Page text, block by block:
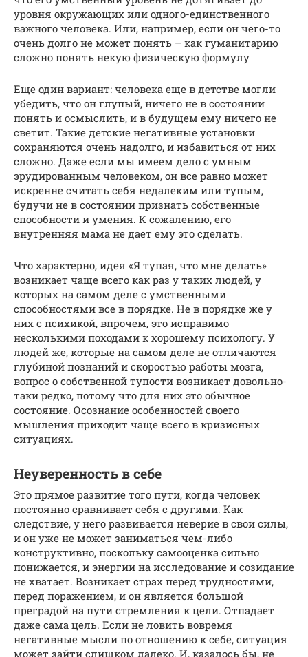
уровня окружающих или одного-единственного
важного человека. Или, например, если он чего-то
очень долго не может понять – как гуманитарию
сложно понять некую физическую формулу
Еще один вариант: человека еще в детстве могли
убедить, что он глупый, ничего не в состоянии
понять и осмыслить, и в будущем ему ничего не
светит. Такие детские негативные установки
сохраняются очень надолго, и избавиться от них
сложно. Даже если мы имеем дело с умным
эрудированным человеком, он все равно может
искренне считать себя недалеким или тупым,
будучи не в состоянии признать собственные
способности и умения. К сожалению, его
внутренняя мама не дает ему это сделать.
Что характерно, идея «Я тупая, что мне делать»
возникает чаще всего как раз у таких людей, у
которых на самом деле с умственными
способностями все в порядке. Не в порядке же у
них с психикой, впрочем, это исправимо
несколькими походами к хорошему психологу. У
людей же, которые на самом деле не отличаются
глубиной познаний и скоростью работы мозга,
вопрос о собственной тупости возникает довольно-
таки редко, потому что для них это обычное
состояние. Осознание особенностей своего
мышления приходит чаще всего в кризисных
ситуациях.
Неуверенность в себе
Это прямое развитие того пути, когда человек
постоянно сравнивает себя с другими. Как
следствие, у него развивается неверие в свои силы,
и он уже не может заниматься чем-либо
конструктивно, поскольку самооценка сильно
понижается, и энергии на исследование и созидание
не хватает. Возникает страх перед трудностями,
перед поражением, и он является большой
преградой на пути стремления к цели. Отпадает
даже сама цель. Если не ловить вовремя
негативные мысли по отношению к себе, ситуация
может зайти слишком далеко. И, казалось бы, не